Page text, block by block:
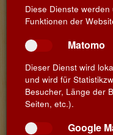
Diese Dienste
Funktionen der
Matomo
Dieser Dienst wird
und wird für
Besucher, Länge der
Seiten, etc.).
Google